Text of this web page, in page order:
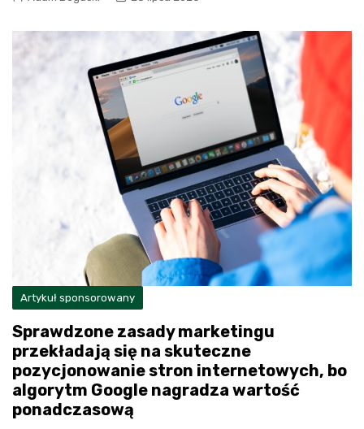
Artykuł sponsorowany
Sprawdzone zasady marketingu
przekładają się na skuteczne
pozycjonowanie stron internetowych, bo
algorytm Google nagradza wartość
ponadczasową